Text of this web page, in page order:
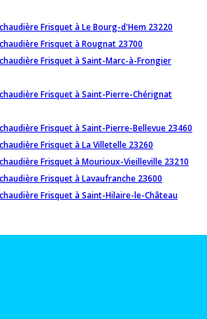
Frisquet à Le Bourg-d'Hem 23220
Frisquet à Rougnat 23700
Frisquet à Saint-Marc-à-Frongier
Frisquet à Saint-Pierre-Chérignat
Frisquet à Saint-Pierre-Bellevue 23460
Frisquet à La Villetelle 23260
Frisquet à Mourioux-Vieilleville 23210
Frisquet à Lavaufranche 23600
Frisquet à Saint-Hilaire-le-Château